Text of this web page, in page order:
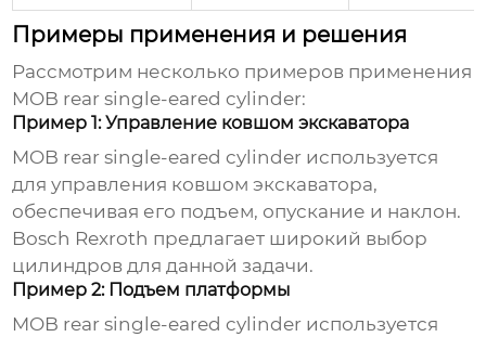
Примеры применения и решения
Рассмотрим несколько примеров применения
MOB rear single-eared cylinder:
Пример 1: Управление ковшом экскаватора
MOB rear single-eared cylinder используется
для управления ковшом экскаватора,
обеспечивая его подъем, опускание и наклон.
Bosch Rexroth предлагает широкий выбор
цилиндров для данной задачи.
Пример 2: Подъем платформы
MOB rear single-eared cylinder используется